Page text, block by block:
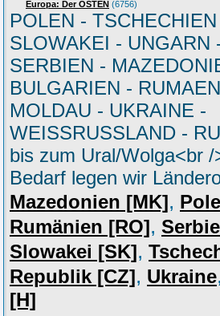
Europa: Der OSTEN (6756)
POLEN -
SLOWAKEI - UNGARN
SERBIEN -
BULGARIEN -
MOLDAU - UKRAINE -
WEISSRUSSLAND -
bis zum Ural/Wolga<br /
Bedarf legen wir
Mazedonien [MK],
Rumänien [RO],
Slowakei [SK],
Republik [CZ], Ukraine
[H]